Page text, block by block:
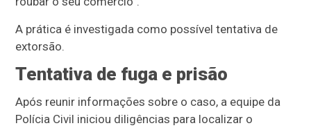
A prática é investigada como possível tentativa de
extorsão.
Tentativa de fuga e prisão
Após reunir informações sobre o caso, a equipe da
Polícia Civil iniciou diligências para localizar o